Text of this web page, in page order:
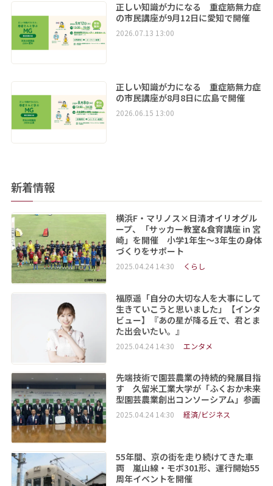
正しい知識が力になる 重症筋無力症
の市民講座が9月12日に愛知で開催
2026.07.13 13:00
正しい知識が力になる 重症筋無力症
の市民講座が8月8日に広島で開催
2026.06.15 13:00
新着情報
横浜F・マリノス×日清オイリオグル
ープ、「サッカー教室&食育講座 in 宮
崎」を開催 小学1年生～3年生の身体
づくりをサポート
2025.04.24 14:30 くらし
福原遥「自分の大切な人を大事にして
生きていこうと思いました」【インタ
ビュー】『あの星が降る丘で、君とま
た出会いたい。』
2025.04.24 14:30 エンタメ
先端技術で園芸農業の持続的発展目指
す 久留米工業大学が「ふくおか未来
型園芸農業創出コンソーシアム」参画
2025.04.24 14:30 経済/ビジネス
55年間、京の街を走り続けてきた車
両 嵐山線・モボ301形、運行開始55
周年イベントを開催